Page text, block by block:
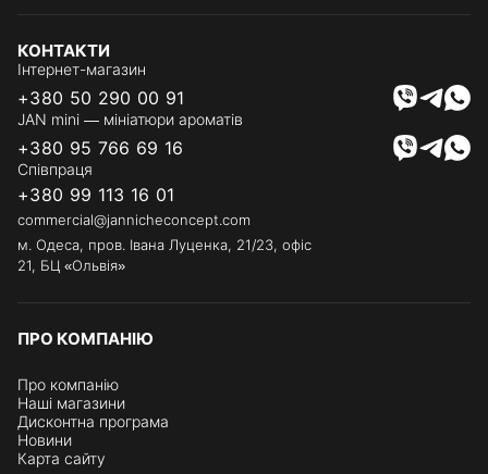
ПРО КОМПАНІЮ
Про компанію
Наші магазини
Дисконтна програма
Новини
Карта сайту
КОНТАКТИ
Інтернет-магазин
+380 50 290 00 91
JAN mini — мініатюри ароматів
+380 95 766 69 16
Співпраця
+380 99 113 16 01
commercial@jannicheconcept.com
м. Одеса, пров. Івана Луценка, 21/23, офіс
21, БЦ «Ольвія»